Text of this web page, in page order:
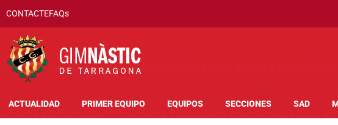
CONTACTEFAQs
ACTUALIDAD PRIMER EQUIPO EQUIPOS SECCIONES SAD